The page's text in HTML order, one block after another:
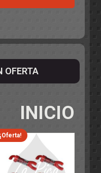
OFERTA
INICIO
¡Oferta!